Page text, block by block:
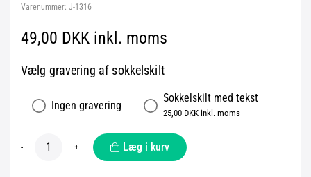
Varenummer: J-1316
49,00 DKK inkl. moms
Vælg gravering af sokkelskilt
Ingen gravering
Sokkelskilt med tekst
25,00 DKK inkl. moms
- + Læg i kurv